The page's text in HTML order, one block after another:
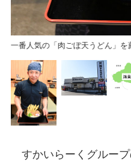
一番人気の「肉ごぼ天うどん」を
すかいらーくグルー